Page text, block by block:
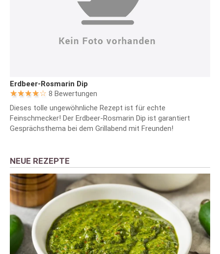
Erdbeer-Rosmarin Dip
8 Bewertungen
Dieses tolle ungewöhnliche Rezept ist für echte
Feinschmecker! Der Erdbeer-Rosmarin Dip ist garantiert
Gesprächsthema bei dem Grillabend mit Freunden!
NEUE REZEPTE